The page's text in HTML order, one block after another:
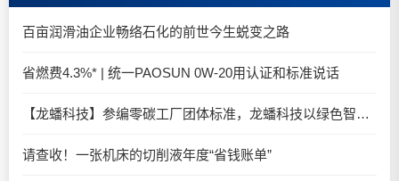
百亩润滑油企业畅络石化的前世今生蜕变之路
省燃费4.3%* | 统一PAOSUN 0W-20用认证和标准说话
【龙蟠科技】参编零碳工厂团体标准，龙蟠科技以绿色智造锚定零碳未来
请查收！一张机床的切削液年度“省钱账单”